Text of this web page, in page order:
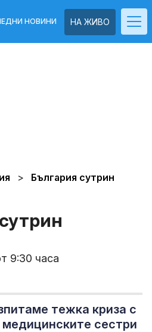
НА ЖИВО
НОВИНИ
България сутрин
9:30 часа
тежка криза с
медицинските сестри